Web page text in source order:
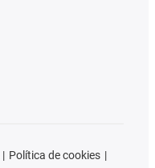
Política de cookies